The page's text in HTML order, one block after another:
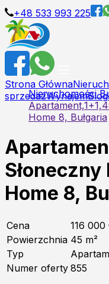
+48 533 993 225
Strona Główna
sprzedażWynajemBlog
Nieruchomości
Home 8, Bułgaria
Home 8,
Cena
116 000
Powierzchnia 45 m²
Typ
Numer oferty 855